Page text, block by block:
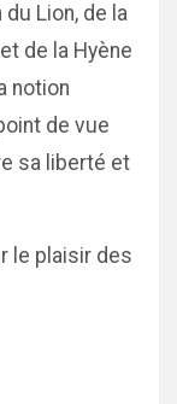
Lion, de la
de la Hyène
notion
de vue
sa liberté et
le plaisir des